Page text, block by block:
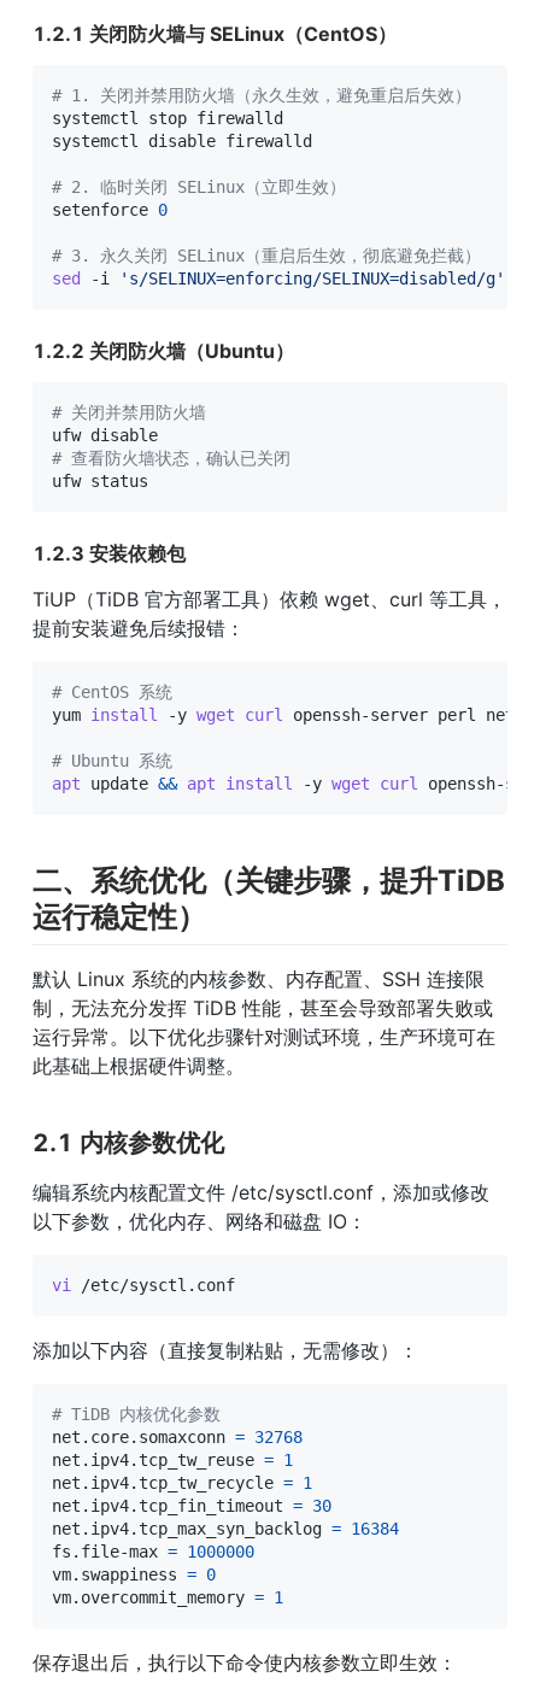
1.2.1 关闭防火墙与 SELinux（CentOS）
# 1. 关闭并禁用防火墙（永久生效，避免重启后失效）
systemctl stop firewalld
systemctl disable firewalld
# 2. 临时关闭 SELinux（立即生效）
setenforce 0
# 3. 永久关闭 SELinux（重启后生效，彻底避免拦截）
sed
-i 's/SELINUX=enforcing/SELINUX=disabled/g'
1.2.2 关闭防火墙（Ubuntu）
# 关闭并禁用防火墙
# 查看防火墙状态，确认已关闭
ufw status
1.2.3 安装依赖包
TiUP（TiDB 官方部署工具）依赖 wget、curl 等工具，
提前安装避免后续报错：
# CentOS 系统
yum install -y wget curl openssh-server perl net-
# Ubuntu 系统
apt update && apt install -y wget curl openssh-
二、系统优化（关键步骤，提升TiDB
运行稳定性）
默认 Linux 系统的内核参数、内存配置、SSH 连接限
制，无法充分发挥 TiDB 性能，甚至会导致部署失败或
运行异常。以下优化步骤针对测试环境，生产环境可在
此基础上根据硬件调整。
2.1 内核参数优化
编辑系统内核配置文件 /etc/sysctl.conf，添加或修改
以下参数，优化内存、网络和磁盘 IO：
vi /etc/sysctl.conf
添加以下内容（直接复制粘贴，无需修改）：
# TiDB 内核优化参数
net.core.somaxconn = 32768
net.ipv4.tcp_tw_reuse = 1
net.ipv4.tcp_tw_recycle = 1
net.ipv4.tcp_fin_timeout = 30
net.ipv4.tcp_max_syn_backlog = 16384
fs.file-max = 1000000
vm.swappiness = 0
vm.overcommit_memory = 1
保存退出后，执行以下命令使内核参数立即生效：